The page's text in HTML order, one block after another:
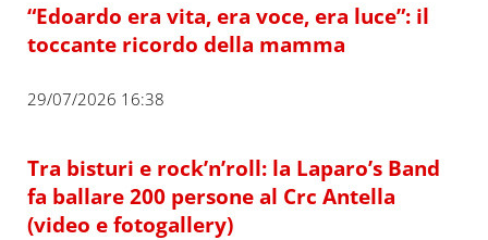
“Edoardo era vita, era voce, era luce”: il
toccante ricordo della mamma
29/07/2026 16:38
Tra bisturi e rock’n’roll: la Laparo’s Band
fa ballare 200 persone al Crc Antella
(video e fotogallery)